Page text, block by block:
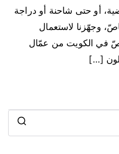
أو حتى شاحنة أو دراجة
وجهّزنا لاستعمال
في الكويت من عمّال
[…]